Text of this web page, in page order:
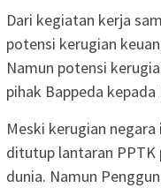
Dari kegiatan kerja
potensi kerugian
Namun potensi
pihak Bappeda
Meski kerugian
ditutup lantaran
dunia. Namun